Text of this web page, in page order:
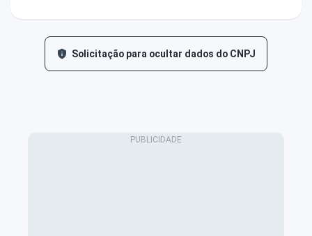
Solicitação para ocultar dados do CNPJ